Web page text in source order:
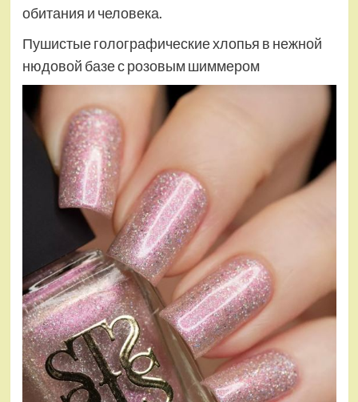
обитания и человека.
Пушистые голографические хлопья в нежной
нюдовой базе с розовым шиммером